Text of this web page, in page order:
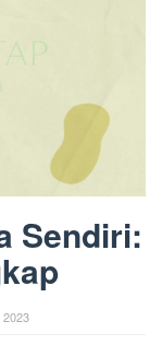
Sendiri: